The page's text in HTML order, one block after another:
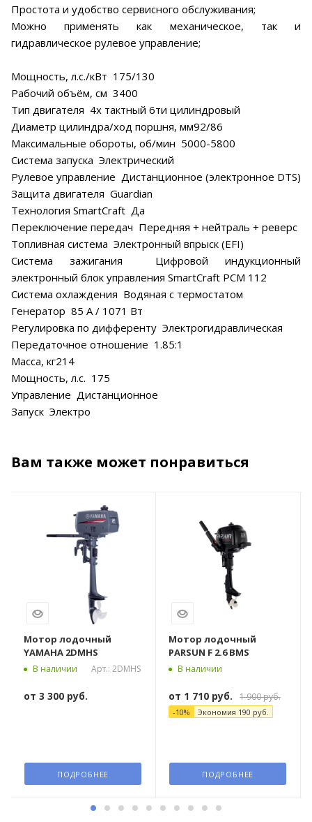
Простота и удобство сервисного обслуживания;
Можно применять как механическое, так и
гидравлическое рулевое управление;
Мощность, л.с./кВт 175/130
Рабочий объём, см 3400
Тип двигателя 4х тактный 6ти цилиндровый
Диаметр цилиндра/ход поршня, мм92/86
Максимальные обороты, об/мин 5000-5800
Система запуска Электрический
Рулевое управление Дистанционное (электронное DTS)
Защита двигателя Guardian
Технология SmartCraft Да
Переключение передач Передняя + нейтраль + реверс
Топливная система Электронный впрыск (EFI)
Система зажигания Цифровой индукционный
электронный блок управления SmartCraft PCM 112
Система охлаждения Водяная с термостатом
Генератор 85 А / 1071 Вт
Регулировка по дифференту Электрогидравлическая
Передаточное отношение 1.85:1
Масса, кг214
Мощность, л.с. 175
Управление Дистанционное
Запуск Электро
Вам также может понравиться
Мотор лодочный
YAMAHA 2DMHS
В наличии Арт.: 2DMHS
от3 300 руб.
ПОДРОБНЕЕ
Мотор лодочный
PARSUN F 2.6 BMS
В наличии
от 1 710 руб. 1 900 руб.
-10% Экономия 190 руб.
ПОДРОБНЕЕ